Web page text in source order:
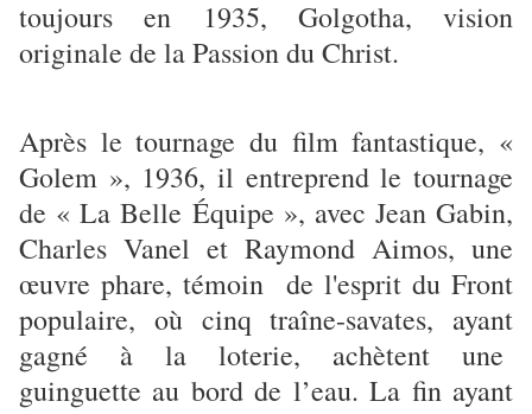
toujours en 1935, Golgotha, vision
originale de la Passion du Christ.
Après le tournage du film fantastique, «
Golem », 1936, il entreprend le tournage
de « La Belle Équipe », avec Jean Gabin,
Charles Vanel et Raymond Aimos, une
œuvre phare, témoin de l'esprit du Front
populaire, où cinq traîne-savates, ayant
gagné à la loterie, achètent une
guinguette au bord de l’eau. La fin ayant